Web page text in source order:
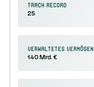
Track Record
25
Verwaltetes Vermögen
140 Mrd. €